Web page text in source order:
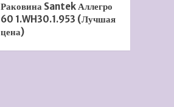
Раковина Santek Аллегро
60 1.WH30.1.953 (Лучшая
цена)